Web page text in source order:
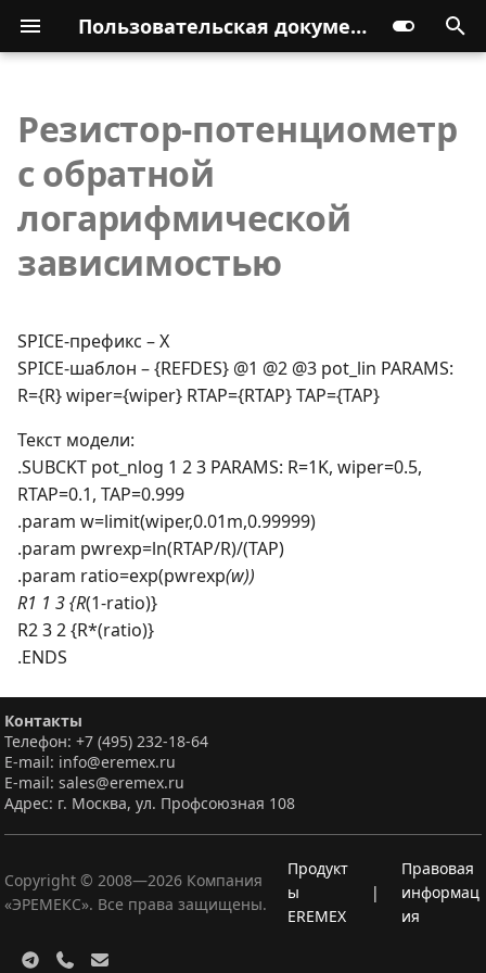
Пользовательская документация
Резистор-потенциометр
с обратной
логарифмической
зависимостью
SPICE-префикс – X
SPICE-шаблон – {REFDES} @1 @2 @3 pot_lin PARAMS:
R={R} wiper={wiper} RTAP={RTAP} TAP={TAP}
Текст модели:
.SUBCKT pot_nlog 1 2 3 PARAMS: R=1K, wiper=0.5,
RTAP=0.1, TAP=0.999
.param w=limit(wiper,0.01m,0.99999)
.param pwrexp=ln(RTAP/R)/(TAP)
.param ratio=exp(pwrexp(w))
R1 1 3 {R(1-ratio)}
R2 3 2 {R*(ratio)}
.ENDS
Контакты
Телефон: +7 (495) 232-18-64
E-mail: info@eremex.ru
E-mail: sales@eremex.ru
Адрес: г. Москва, ул. Профсоюзная 108
Copyright © 2008—2026 Компания
«ЭРЕМЕКС». Все права защищены.
Продукт
ы
EREMEX
|
Правовая
информац
ия